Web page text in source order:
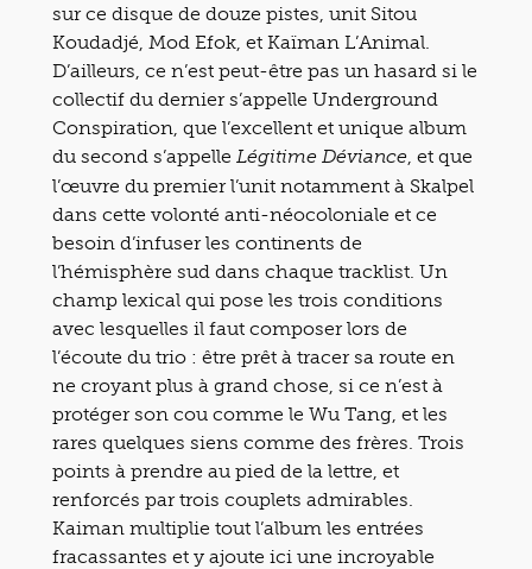
sur ce disque de douze pistes, unit Sitou
Koudadjé, Mod Efok, et Kaïman L’Animal.
D’ailleurs, ce n’est peut-être pas un hasard si le
collectif du dernier s’appelle Underground
Conspiration, que l’excellent et unique album
du second s’appelle Légitime Déviance , et que
l’œuvre du premier l’unit notamment à Skalpel
dans cette volonté anti-néocoloniale et ce
besoin d’infuser les continents de
l’hémisphère sud dans chaque tracklist. Un
champ lexical qui pose les trois conditions
avec lesquelles il faut composer lors de
l’écoute du trio : être prêt à tracer sa route en
ne croyant plus à grand chose, si ce n’est à
protéger son cou comme le Wu Tang, et les
rares quelques siens comme des frères. Trois
points à prendre au pied de la lettre, et
renforcés par trois couplets admirables.
Kaiman multiplie tout l’album les entrées
fracassantes et y ajoute ici une incroyable